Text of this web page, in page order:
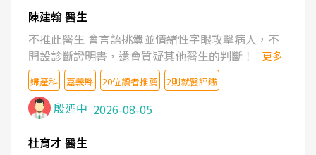
陳建翰 醫生
不推此醫生 會言語挑釁並情緒性字眼攻擊病人，不
開設診斷證明書，還會質疑其他醫生的判斷！
更多
婦產科 嘉義縣 20位讀者推薦 2則就醫評鑑
殷迺中 2026-08-05
杜育才 醫生